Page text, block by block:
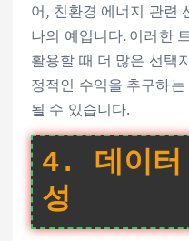
어, 친환경 에너지 관련
나의 예입니다. 이러한
활용할 때 더 많은 선택
정적인 수익을 추구하
될 수 있습니다.
4. 데이터
성